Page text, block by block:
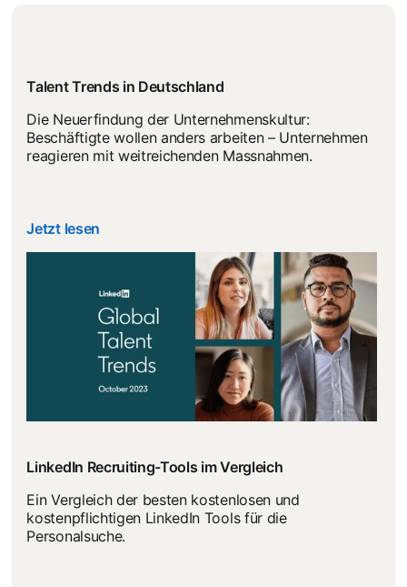
Talent Trends in Deutschland
Die Neuerfindung der Unternehmenskultur:
Beschäftigte wollen anders arbeiten – Unternehmen
reagieren mit weitreichenden Massnahmen.
Jetzt lesen
LinkedIn Recruiting-Tools im Vergleich
Ein Vergleich der besten kostenlosen und
kostenpflichtigen LinkedIn Tools für die
Personalsuche.